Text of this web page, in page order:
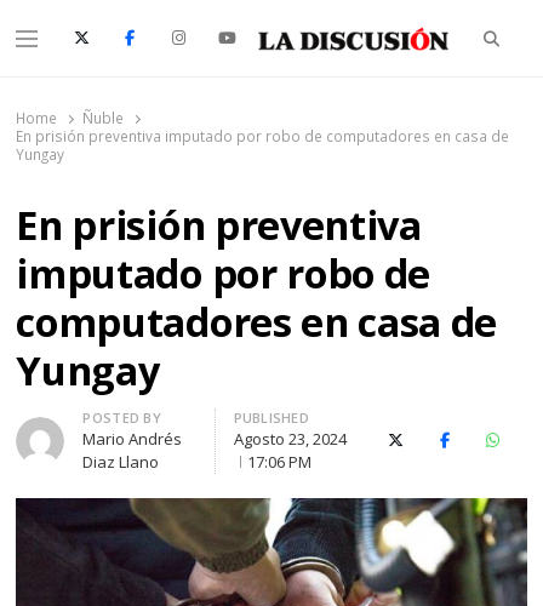
Menu
Home
Ñuble
En prisión preventiva imputado por robo de computadores en casa de
Yungay
En prisión preventiva
imputado por robo de
computadores en casa de
Yungay
Author
POSTED BY
Mario Andrés
Diaz Llano
PUBLISHED
Agosto 23, 2024
17:06 PM
X (Twitter)Facebook